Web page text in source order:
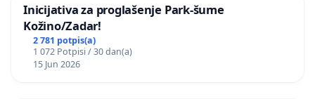
Inicijativa za proglašenje Park-šume
Kožino/Zadar!
2 781 potpis(a)
1 072 Potpisi / 30 dan(a)
15 Jun 2026